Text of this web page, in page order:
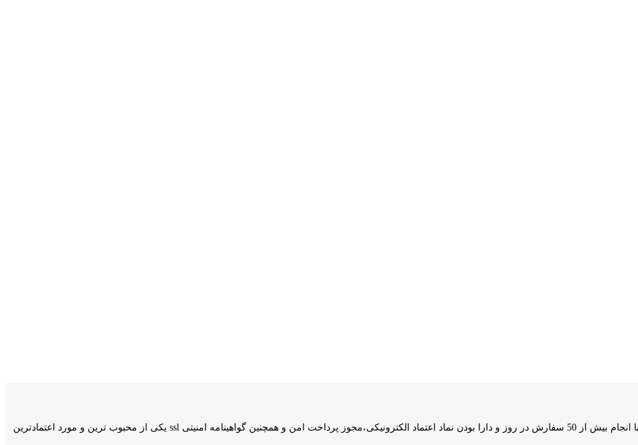
وبسایت کامیار اکانت فعالیت خود را از اردیبهشت سال 1400 اغاز کرد و با انجام بیش از 50 سفارش در روز و دارا بودن نماد اعتماد الکترونیکی،مجوز پرداخت امن و همچنین گواهینامه امنیتی ssl یکی از محبوب ترین و مورد اعتمادترین